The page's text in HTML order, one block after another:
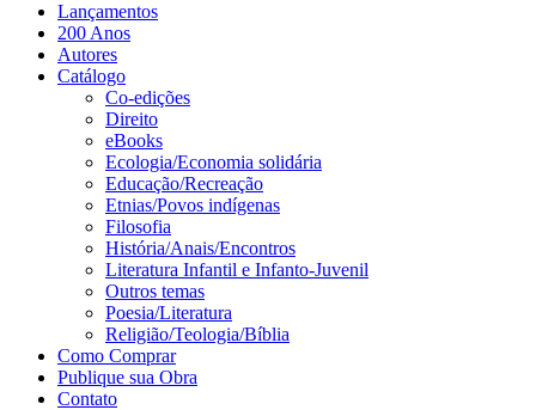
Lançamentos
200 Anos
Autores
Catálogo
Co-edições
Direito
eBooks
Ecologia/Economia solidária
Educação/Recreação
Etnias/Povos indígenas
Filosofia
História/Anais/Encontros
Literatura Infantil e Infanto-Juvenil
Outros temas
Poesia/Literatura
Religião/Teologia/Bíblia
Como Comprar
Publique sua Obra
Contato